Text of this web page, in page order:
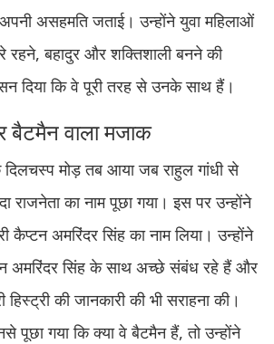
अपनी असहमति जताई। उन्होंने युवा महिलाओं
रहने, बहादुर और शक्तिशाली बनने की
दिया कि वे पूरी तरह से उनके साथ हैं।
बैटमैन वाला मजाक
दिलचस्प मोड़ तब आया जब राहुल गांधी से
राजनेता का नाम पूछा गया। इस पर उन्होंने
कैप्टन अमरिंदर सिंह का नाम लिया। उन्होंने
अमरिंदर सिंह के साथ अच्छे संबंध रहे हैं और
हिस्ट्री की जानकारी की भी सराहना की।
पूछा गया कि क्या वे बैटमैन हैं, तो उन्होंने